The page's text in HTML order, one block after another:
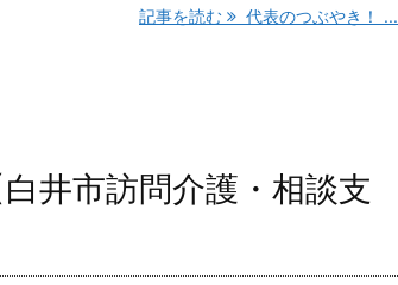
記事を読む 代表のつぶやき！ ...
井市訪問介護・相談支